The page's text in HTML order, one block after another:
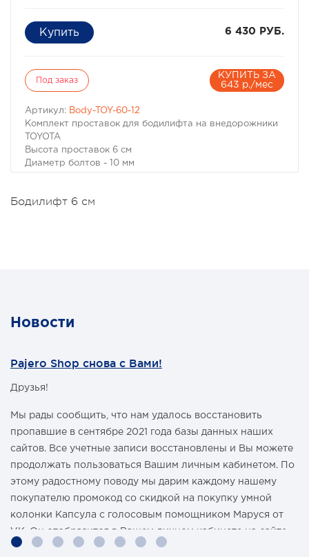
6 430 РУБ.
Под заказ
КУПИТЬ ЗА
643 р./мес
Артикул: Body-TOY-60-12
Комплект проставок для бодилифта на внедорожники
TOYOTA
Высота проставок 6 см
Диаметр болтов - 10 мм
Бодилифт комплект для TOYOTA
Бодилифт 6 см
Новости
Pajero Shop снова с Вами!
Друзья!
Мы рады сообщить, что нам удалось восстановить
пропавшие в сентябре 2021 года базы данных наших
сайтов. Все учетные записи восстановлены и Вы можете
продолжать пользоваться Вашим личным кабинетом. По
этому радостному поводу мы дарим каждому нашему
покупателю промокод со скидкой на покупку умной
колонки Капсула с голосовым помощником Маруся от
VK. Он отобразится в Вашем личном кабинете на сайте
магазина Pajero Shop 14 февраля.